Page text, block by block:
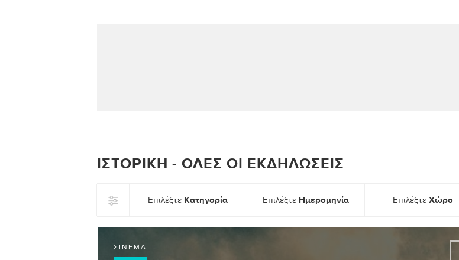
ΙΣΤΟΡΙΚΉ - ΌΛΕΣ ΟΙ ΕΚΔΗΛΏΣΕΙΣ
Επιλέξτε Κατηγορία Επιλέξτε Ημερομηνία ΕπιλέξτεΧώρο
ΣΙΝΕΜΆ